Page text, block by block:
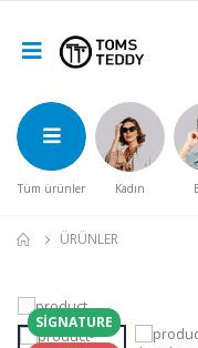
Tüm ürünler Kadın
ÜRÜNLER
SIGNATURE